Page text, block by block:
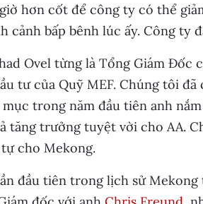
hơn cốt để công ty có thể
cảnh bấp bênh lúc ấy. Công ty
Ovel từng là Tổng Giám
tư của Quỹ MEF. Chúng tôi
trong năm đầu tiên anh
tăng trưởng tuyệt vời cho AA.
cho Mekong.
đầu tiên trong lịch sử